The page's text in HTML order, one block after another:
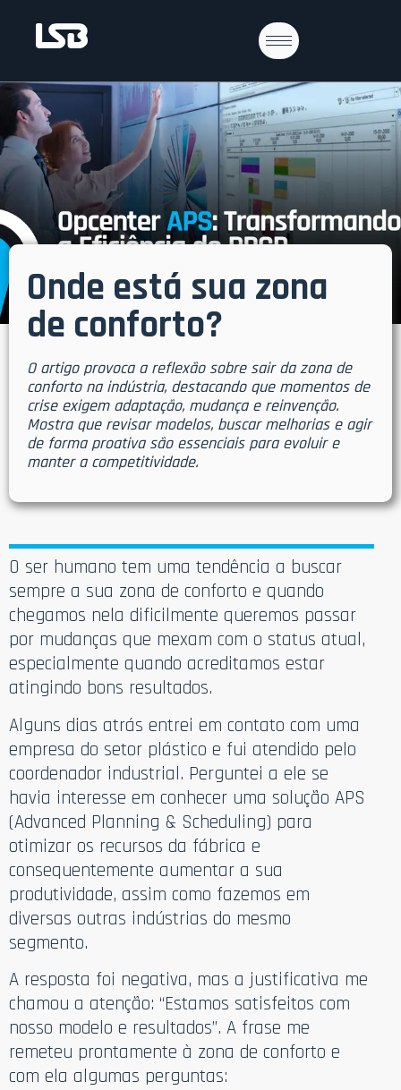
Onde está sua zona
de conforto?
O artigo provoca a reflexão sobre sair da zona de
conforto na indústria, destacando que momentos de
crise exigem adaptação, mudança e reinvenção.
Mostra que revisar modelos, buscar melhorias e agir
de forma proativa são essenciais para evoluir e
manter a competitividade.
O ser humano tem uma tendência a buscar
sempre a sua zona de conforto e quando
chegamos nela dificilmente queremos passar
por mudanças que mexam com o status atual,
especialmente quando acreditamos estar
atingindo bons resultados.
Alguns dias atrás entrei em contato com uma
empresa do setor plástico e fui atendido pelo
coordenador industrial. Perguntei a ele se
havia interesse em conhecer uma solução APS
(Advanced Planning & Scheduling) para
otimizar os recursos da fábrica e
consequentemente aumentar a sua
produtividade, assim como fazemos em
diversas outras indústrias do mesmo
segmento.
A resposta foi negativa, mas a justificativa me
chamou a atenção: “Estamos satisfeitos com
nosso modelo e resultados”. A frase me
remeteu prontamente à zona de conforto e
com ela algumas perguntas: